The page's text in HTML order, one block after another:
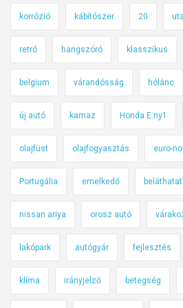
korrózió kábítószer 20
retró hangszóró klasszikus
belgium várandósság hólánc
új autó kamaz Honda E:ny1
olajfüst olajfogyasztás euro-
Portugália emelkedő
nissan ariya orosz autó
lakópark autógyár fejlesztés
klíma irányjelző betegség